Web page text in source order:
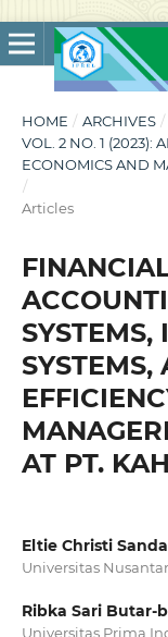
HOME / ARCHIVES /
VOL. 2 NO. 1 (2023):
ECONOMICS AND
/
Articles
SYSTEMS,
AT PT.
Eltie Christi
Universitas
Ribka Sari Butar-
Universitas Prima